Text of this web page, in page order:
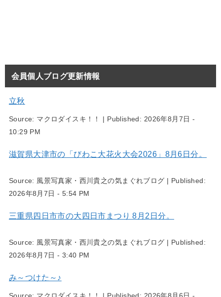
会員個人ブログ更新情報
立秋
Source: マクロダイスキ！！ | Published: 2026年8月7日 -
10:29 PM
滋賀県大津市の「びわこ大花火大会2026」8月6日分。
Source: 風景写真家・西川貴之の気まぐれブログ | Published:
2026年8月7日 - 5:54 PM
三重県四日市市の大四日市まつり 8月2日分。
Source: 風景写真家・西川貴之の気まぐれブログ | Published:
2026年8月7日 - 3:40 PM
み～つけた～♪
Source: マクロダイスキ！！ | Published: 2026年8月6日 -